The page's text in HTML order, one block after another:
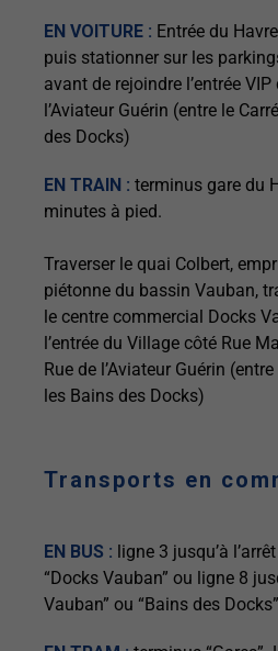
EN VOITURE : Entrée du
puis stationner sur les
avant de rejoindre l’entrée
l’Aviateur Guérin (entre le
des Docks)
EN TRAIN : terminus gare du
minutes à pied.
Traverser le quai Colbert,
piétonne du bassin Vauban,
le centre commercial Docks
l’entrée du Village côté Rue
Rue de l’Aviateur Guérin
les Bains des Docks)
Transports en
EN BUS : ligne 3 jusqu’à
“Docks Vauban” ou ligne 8
Vauban” ou “Bains des